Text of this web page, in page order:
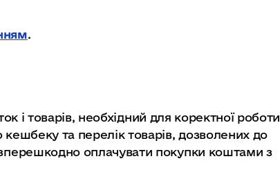
.
і товарів, необхідний для коректної роботи
та перелік товарів, дозволених до
оплачувати покупки коштами з